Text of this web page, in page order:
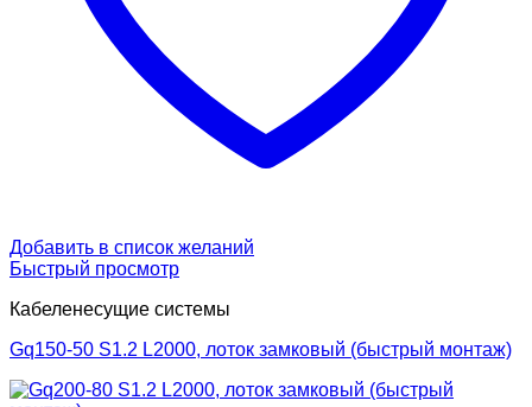
Добавить в список желаний
Быстрый просмотр
Кабеленесущие системы
Gq150-50 S1.2 L2000, лоток замковый (быстрый монтаж)